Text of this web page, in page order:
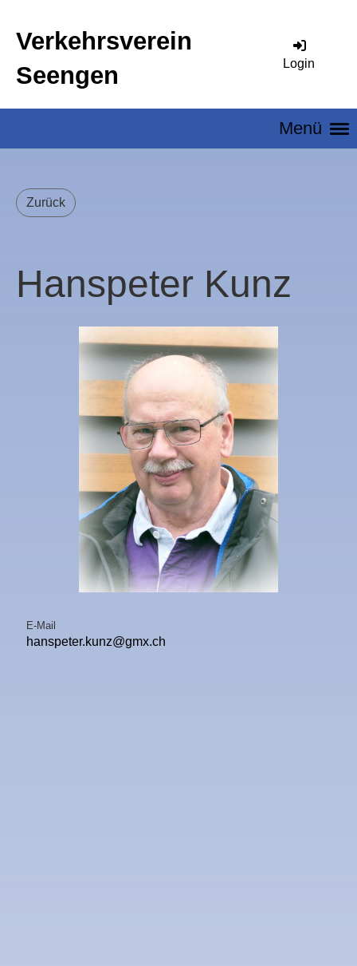
Verkehrsverein
Seengen
Login
Menü
Zurück
Hanspeter Kunz
E-Mail
hanspeter.kunz@gmx.ch